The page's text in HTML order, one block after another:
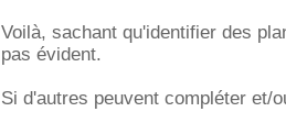
Voilà, sachant qu'identifier des
pas évident.
Si d'autres peuvent compléter et/